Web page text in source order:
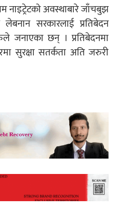
नाइट्रेटको अवस्थाबारे जाँचबुझ
सरकारलाई प्रतिबेदन
जनाएका छन् । प्रतिबेदनमा
सुरक्षा सतर्कता अति जरुरी